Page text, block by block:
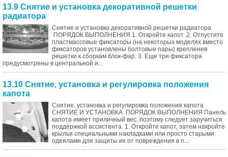
13.9 Снятие и установка декоративной решетки
радиатора
Снятие и установка декоративной решетки радиатора
ПОРЯДОК ВЫПОЛНЕНИЯ 1. Откройте капот. 2. Отпустите
пластмассовые фиксаторы (на некоторых моделях вместо
фиксаторов установлены болтовые пары) крепления
решетки к сборкам блок-фар. 3. Еще три фиксатора
предусмотрены в центральной и...
13.10 Снятие, установка и регулировка положения
капота
Снятие, установка и регулировка положения капота
СНЯТИЕ И УСТАНОВКА ПОРЯДОК ВЫПОЛНЕНИЯ Панель
капота имеет приличный вес, поэтому следует заручиться
поддержкой ассистента. 1. Откройте капот, затем накройте
крылья специальными накладками или просто старыми
одеялами для защиты их от повреждения в п...